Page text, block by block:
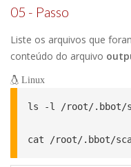
05 - Passo
Liste os arquivos que
conteúdo do arquivo
Linux
ls -l /root/.bbot/
cat /root/.bbot/